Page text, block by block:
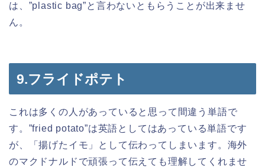
は、”plastic bag”と言わないともらうことが出来ませ
ん。
9.フライドポテト
これは多くの人があっていると思って間違う単語で
す。”fried potato”は英語としてはあっている単語です
が、「揚げたイモ」として伝わってしまいます。海外
のマクドナルドで頑張って伝えても理解してくれませ